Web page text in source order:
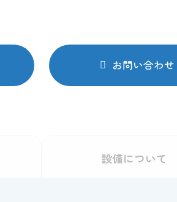
お問い合わせ
設備について